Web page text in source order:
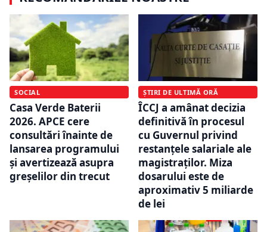
SOCIAL
Casa Verde Baterii
2026. APCE cere
consultări înainte de
lansarea programului
și avertizează asupra
greșelilor din trecut
ȘTIRI DE ULTIMĂ ORĂ
ÎCCJ a amânat decizia
definitivă în procesul
cu Guvernul privind
restanțele salariale ale
magistraților. Miza
dosarului este de
aproximativ 5 miliarde
de lei